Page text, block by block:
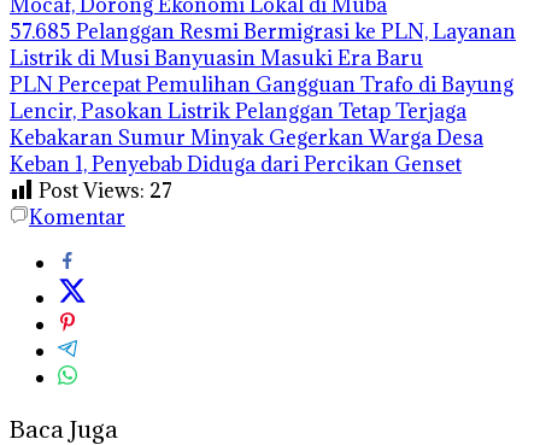
57.685 Pelanggan Resmi Bermigrasi ke PLN, Layanan
Listrik di Musi Banyuasin Masuki Era Baru
PLN Percepat Pemulihan Gangguan Trafo di Bayung
Lencir, Pasokan Listrik Pelanggan Tetap Terjaga
Kebakaran Sumur Minyak Gegerkan Warga Desa
Keban 1, Penyebab Diduga dari Percikan Genset
Post Views: 27
Komentar
Baca Juga